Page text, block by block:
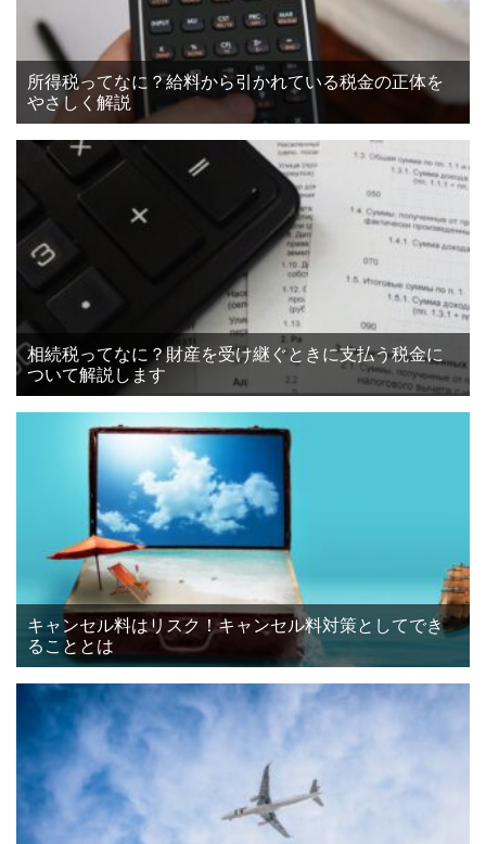
所得税ってなに？給料から引かれている税金の正体を
やさしく解説
相続税ってなに？財産を受け継ぐときに支払う税金に
ついて解説します
キャンセル料はリスク！キャンセル料対策としてでき
ることとは